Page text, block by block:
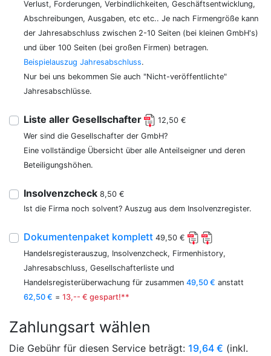
Verlust, Forderungen, Verbindlichkeiten, Geschäftsentwicklung,
Abschreibungen, Ausgaben, etc etc.. Je nach Firmengröße kann
der Jahresabschluss zwischen 2-10 Seiten (bei kleinen GmbH's)
und über 100 Seiten (bei großen Firmen) betragen.
Beispielauszug Jahresabschluss.
Nur bei uns bekommen Sie auch "Nicht-veröffentlichte"
Jahresabschlüsse.
Liste aller Gesellschafter
12,50 €
Wer sind die Gesellschafter der GmbH?
Eine vollständige Übersicht über alle Anteilseigner und deren
Beteiligungshöhen.
Insolvenzcheck 8,50 €
Ist die Firma noch solvent? Auszug aus dem Insolvenzregister.
Dokumentenpaket komplett 49,50 €
Handelsregisterauszug, Insolvenzcheck, Firmenhistory,
Jahresabschluss, Gesellschafterliste und
Handelsregisterüberwachung für zusammen 49,50 € anstatt
62,50 € = 13,-- € gespart!**
Zahlungsart wählen
Die Gebühr für diesen Service beträgt: 19,64 € (inkl.